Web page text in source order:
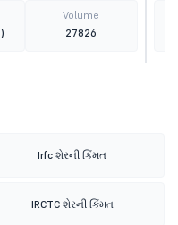
Volume
27826
Irfc શેરની કિંમત
IRCTC શેરની કિંમત